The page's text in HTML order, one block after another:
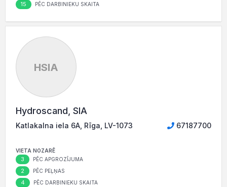
15 PĒC DARBINIEKU SKAITA
HSIA
Hydroscand, SIA
Katlakalna iela 6A, Rīga, LV-1073 67187700
VIETA NOZARĒ
3 PĒC APGROZĪJUMA
2 PĒC PEĻŅAS
4 PĒC DARBINIEKU SKAITA